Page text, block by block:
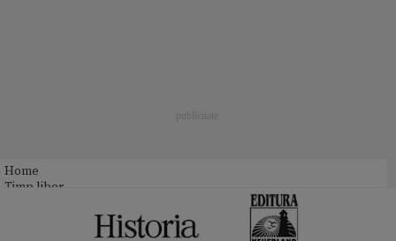
Home
Timp liber